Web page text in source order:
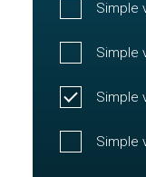
Simple
Simple
Simple
Simple